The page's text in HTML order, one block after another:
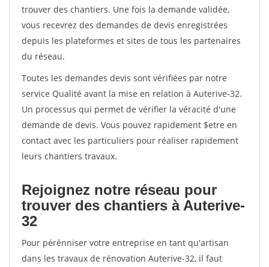
trouver des chantiers. Une fois la demande validée,
vous recevrez des demandes de devis enregistrées
depuis les plateformes et sites de tous les partenaires
du réseau.
Toutes les demandes devis sont vérifiées par notre
service Qualité avant la mise en relation à Auterive-32.
Un processus qui permet de vérifier la véracité d'une
demande de devis. Vous pouvez rapidement $etre en
contact avec les particuliers pour réaliser rapidement
leurs chantiers travaux.
Rejoignez notre réseau pour
trouver des chantiers à Auterive-
32
Pour pérénniser votre entreprise en tant qu'artisan
dans les travaux de rénovation Auterive-32, il faut